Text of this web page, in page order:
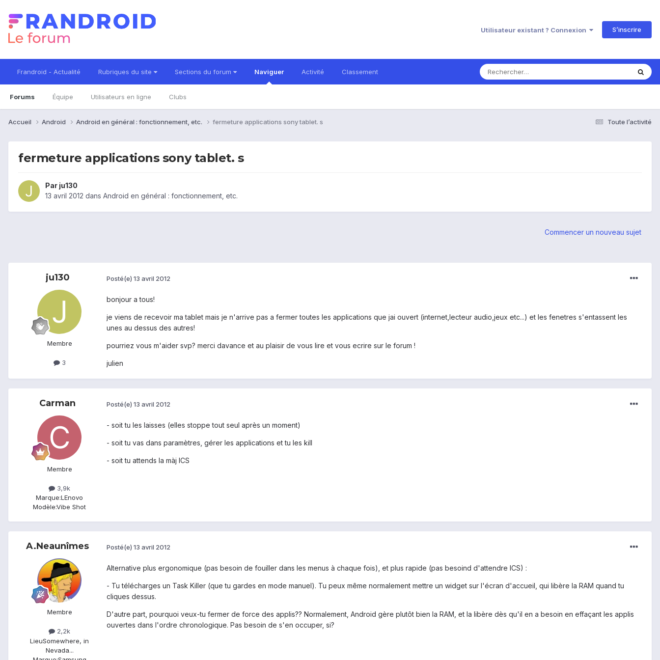
Utilisateur existant ? Connexion S’inscrire
Frandroid - Actualité Rubriques du site Sections du forum Naviguer
Forums Équipe Utilisateurs en ligne Clubs
Activité Classement
Toute l’activité
Accueil Android Android en général : fonctionnement, etc. fermeture applications sony tablet. s
fermeture applications sony tablet. s
Par ju130
13 avril 2012 dans Android en général : fonctionnement, etc.
Commencer un nouveau sujet
ju130
Membre
3
Posté(e) 13 avril 2012
bonjour a tous!
je viens de recevoir ma tablet mais je n'arrive pas a fermer toutes les applications que jai ouvert (internet,lecteur audio,jeux etc...) et les fenetres s'entassent les
unes au dessus des autres!
pourriez vous m'aider svp? merci davance et au plaisir de vous lire et vous ecrire sur le forum !
julien
Carman
Membre
3,9k
Marque:LEnovo
Modèle:Vibe Shot
Posté(e) 13 avril 2012
- soit tu les laisses (elles stoppe tout seul après un moment)
- soit tu vas dans paramètres, gérer les applications et tu les kill
- soit tu attends la màj ICS
A.Neaunîmes
Membre
2,2k
LieuSomewhere, in
Nevada...
Posté(e) 13 avril 2012
Alternative plus ergonomique (pas besoin de fouiller dans les menus à chaque fois), et plus rapide (pas besoind d'attendre ICS) :
- Tu télécharges un Task Killer (que tu gardes en mode manuel). Tu peux même normalement mettre un widget sur l'écran d'accueil, qui libère la RAM quand tu
cliques dessus.
D'autre part, pourquoi veux-tu fermer de force des applis?? Normalement, Android gère plutôt bien la RAM, et la libère dès qu'il en a besoin en effaçant les applis
ouvertes dans l'ordre chronologique. Pas besoin de s'en occuper, si?